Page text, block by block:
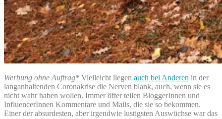
Werbung ohne Auftrag* Vielleicht liegen auch bei Anderen in der
langanhaltenden Coronakrise die Nerven blank, auch, wenn sie es
nicht wahr haben wollen. Immer öfter teilen BloggerInnen und
InfluencerInnen Kommentare und Mails, die sie so bekommen.
Einer der absurdesten, aber irgendwie lustigsten Auswüchse war das